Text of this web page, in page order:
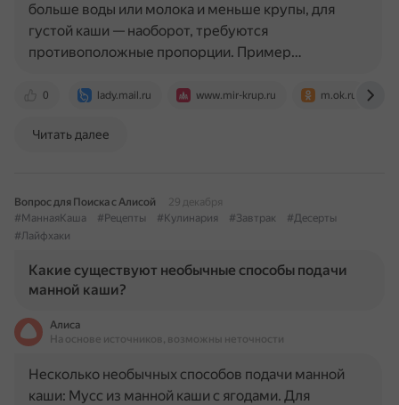
0 lady.mail.ru www.mir-krup.ru m.ok.ru
больше воды или молока и меньше крупы, для
густой каши — наоборот, требуются
противоположные пропорции. Пример…
Читать далее
Вопрос для Поиска с Алисой
29 декабря
#МаннаяКаша
#Рецепты #Кулинария #Завтрак
#Десерты
#Лайфхаки
Какие существуют необычные способы подачи
манной каши?
Алиса
На основе источников, возможны неточности
Несколько необычных способов подачи манной
каши: Мусс из манной каши с ягодами. Для